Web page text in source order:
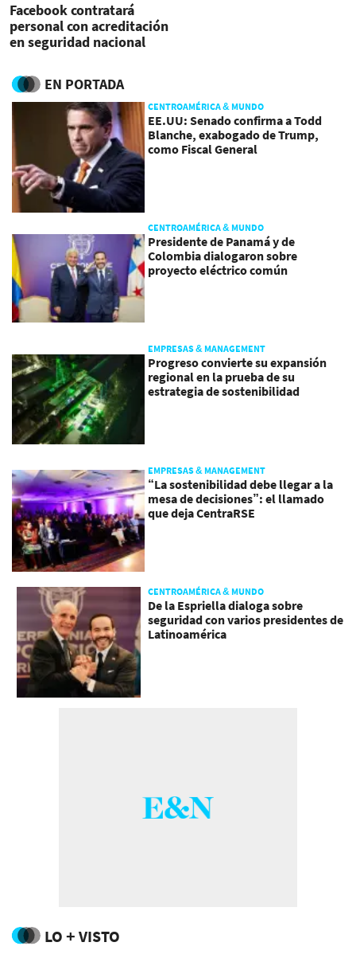
Facebook contratará
personal con acreditación
en seguridad nacional
EN PORTADA
CENTROAMÉRICA & MUNDO
EE.UU: Senado confirma a Todd
Blanche, exabogado de Trump,
como Fiscal General
CENTROAMÉRICA & MUNDO
Presidente de Panamá y de
Colombia dialogaron sobre
proyecto eléctrico común
EMPRESAS & MANAGEMENT
Progreso convierte su expansión
regional en la prueba de su
estrategia de sostenibilidad
EMPRESAS & MANAGEMENT
“La sostenibilidad debe llegar a la
mesa de decisiones”: el llamado
que deja CentraRSE
CENTROAMÉRICA & MUNDO
De la Espriella dialoga sobre
seguridad con varios presidentes de
Latinoamérica
LO + VISTO